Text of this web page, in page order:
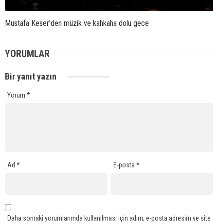
Mustafa Keser’den müzik ve kahkaha dolu gece
YORUMLAR
Bir yanıt yazın
Yorum *
Ad * E-posta*
Daha sonraki yorumlarımda kullanılması için adım, e-posta adresim ve site